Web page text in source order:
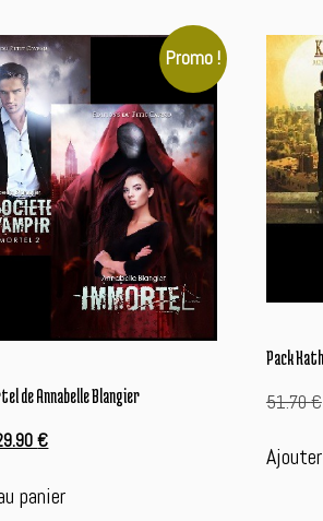
Promo !
de Annabelle Blangier
:
€Le
actuel
est :
panier
Pack
51.70€